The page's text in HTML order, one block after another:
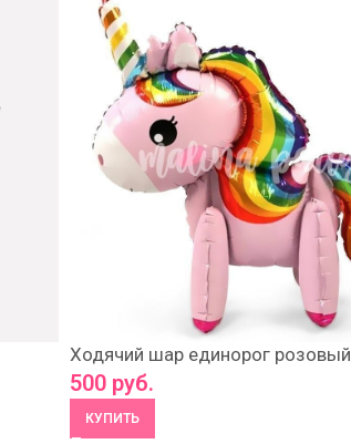
Ходячий шар единорог розовый
500 руб.
КУПИТЬ